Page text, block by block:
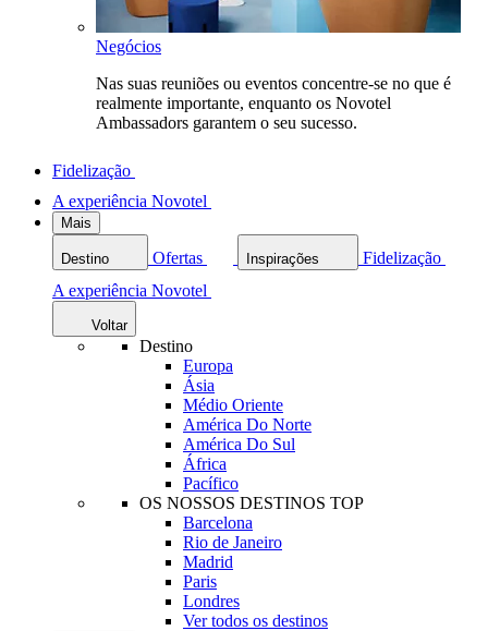
Negócios
Nas suas reuniões ou eventos concentre-se no que é
realmente importante, enquanto os Novotel
Ambassadors garantem o seu sucesso.
Fidelização
A experiência Novotel
Mais
Destino Ofertas Inspirações
Fidelização
A experiência Novotel
Voltar
Destino
Europa
Ásia
Médio Oriente
América Do Norte
América Do Sul
África
Pacífico
OS NOSSOS DESTINOS TOP
Barcelona
Rio de Janeiro
Madrid
Paris
Londres
Ver todos os destinos